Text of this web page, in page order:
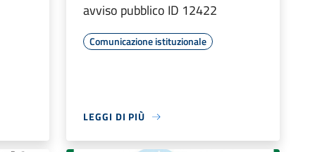
avviso pubblico ID 12422
Comunicazione istituzionale
LEGGI DI PIÙ